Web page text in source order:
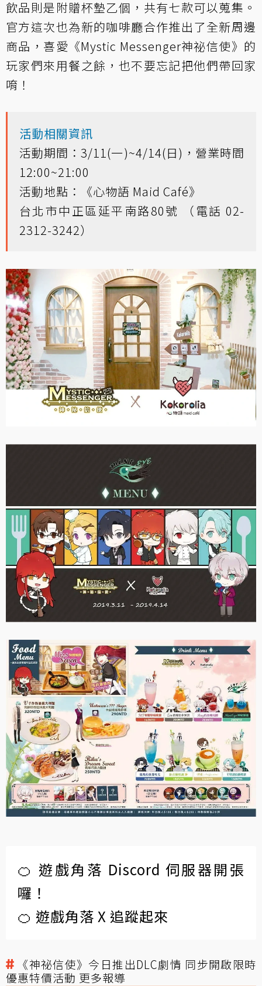
飲品則是附贈杯墊乙個，共有七款可以蒐集。
官方這次也為新的咖啡廳合作推出了全新周邊
商品，喜愛《Mystic Messenger神祕信使》的
玩家們來用餐之餘，也不要忘記把他們帶回家
唷！
活動相關資訊
活動期間：3/11(一)~4/14(日)，營業時間
12:00~21:00
活動地點：《心物語 Maid Café》
台北市中正區延平南路80號 （電話 02-
2312-3242）
🍊 遊戲角落 Discord 伺服器開張
囉！
🍊 遊戲角落 X 追蹤起來
《神祕信使》今日推出DLC劇情 同步開啟限時
優惠特價活動 更多報導